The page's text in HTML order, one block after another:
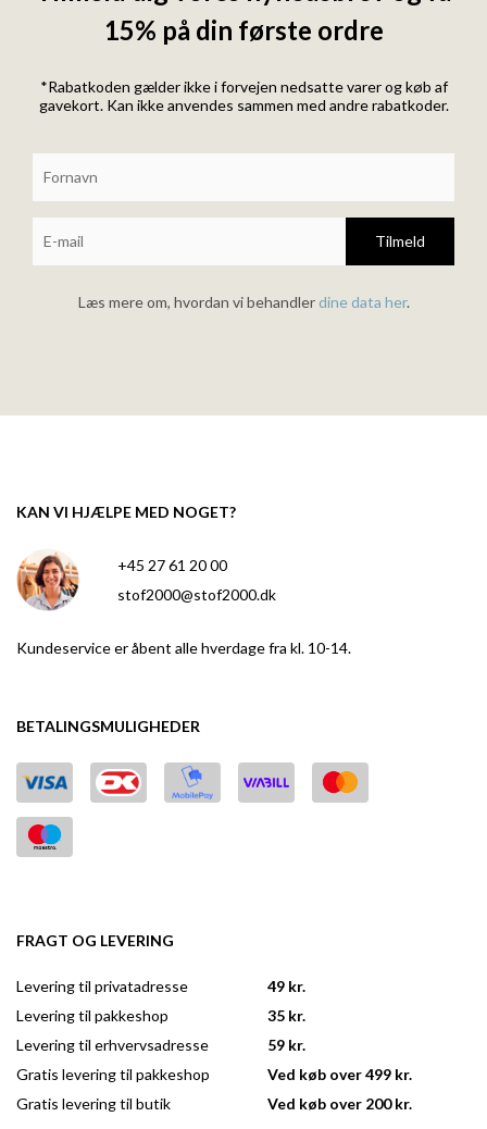
15% på din første ordre
*Rabatkoden gælder ikke i forvejen nedsatte varer og køb af
gavekort. Kan ikke anvendes sammen med andre rabatkoder.
Tilmeld
Læs mere om, hvordan vi behandlerdine data her.
KAN VI HJÆLPE MED NOGET?
+45 27 61 20 00
stof2000@stof2000.dk
Kundeservice er åbent alle hverdage fra kl. 10-14.
BETALINGSMULIGHEDER
FRAGT OG LEVERING
Levering til privatadresse
Levering til pakkeshop
Levering til erhvervsadresse
Gratis levering til pakkeshop
Gratis levering til butik
49 kr.
35 kr.
59 kr.
Ved køb over 499 kr.
Ved køb over 200 kr.